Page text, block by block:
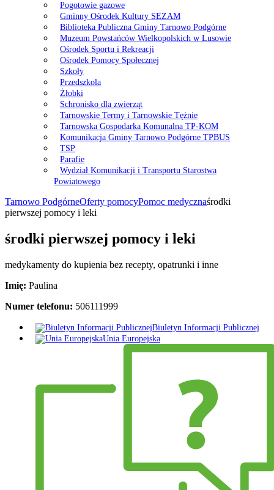
Pogotowie gazowe
Gminny Ośrodek Kultury SEZAM
Biblioteka Publiczna Gminy Tarnowo Podgórne
Muzeum Powstańców Wielkopolskich w Lusowie
Ośrodek Sportu i Rekreacji
Ośrodek Pomocy Społecznej
Szkoły
Przedszkola
Żłobki
Schronisko dla zwierząt
Tarnowskie Termy i Tarnowskie Tężnie
Tarnowska Gospodarka Komunalna TP-KOM
Komunikacja Gminy Tarnowo Podgórne TPBUS
TSP
Parafie
Wydział Komunikacji i Transportu Starostwa
Powiatowego
Tarnowo PodgórneOferty pomocyPomoc medycznaśrodki
pierwszej pomocy i leki
środki pierwszej pomocy i leki
medykamenty do kupienia bez recepty, opatrunki i inne
Imię: Paulina
Numer telefonu: 506111999
Biuletyn Informacji Publicznej
Unia Europejska